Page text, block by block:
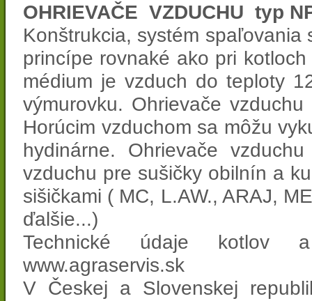
OHRIEVAČE VZDUCHU typ
Konštrukcia, systém
princípe rovnaké ako pri
médium je vzduch do teploty
výmurovku. Ohrievače
Horúcim vzduchom sa môžu
hydinárne. Ohrievače
vzduchu pre sušičky obilnín a
sišičkami ( MC, L.AW., ARAJ,
ďalšie...)
Technické údaje kotlov
www.agraservis.sk
V Českej a Slovenskej